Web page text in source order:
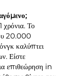
χρόνια. Το
20.000
καλύπτει
Είστε
επιθεώρηση in